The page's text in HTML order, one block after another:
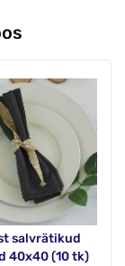
salvrätikud
40x40 (10 tk)